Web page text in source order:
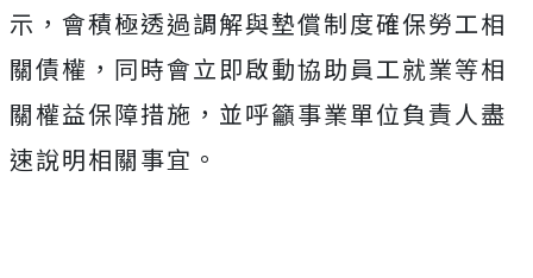
示，會積極透過調解與墊償制度確保勞工相
關債權，同時會立即啟動協助員工就業等相
關權益保障措施，並呼籲事業單位負責人盡
速說明相關事宜。